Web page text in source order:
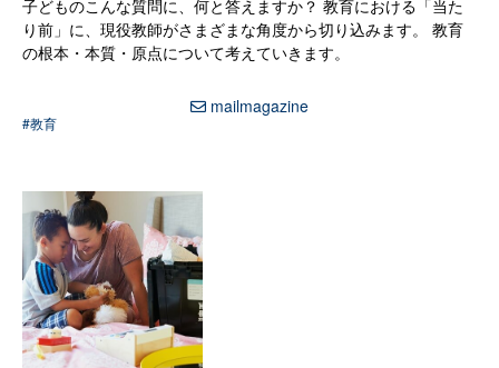
子どものこんな質問に、何と答えますか？ 教育における「当た
り前」に、現役教師がさまざまな角度から切り込みます。 教育
の根本・本質・原点について考えていきます。
mailmagazine
#教育